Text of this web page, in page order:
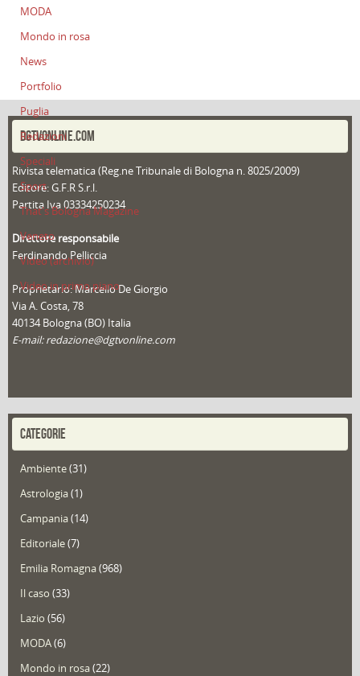
MODA
Mondo in rosa
News
Portfolio
Puglia
Redazioni
Speciali
Sport
That's Bologna Magazine
Veneto
Video (archivio)
Video in primo piano
DGTVONLINE.COM
Rivista telematica (Reg.ne Tribunale di Bologna n. 8025/2009)
Editore: G.F.R S.r.l.
Partita Iva 03334250234
Direttore responsabile
Ferdinando Pelliccia
Proprietario: Marcello De Giorgio
Via A. Costa, 78
40134 Bologna (BO) Italia
E-mail: redazione@dgtvonline.com
CATEGORIE
Ambiente(31)
Astrologia(1)
Campania(14)
Editoriale(7)
Emilia Romagna(968)
Il caso (33)
Lazio (56)
MODA(6)
Mondo in rosa(22)